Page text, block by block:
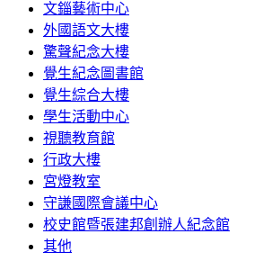
文錙藝術中心
外國語文大樓
驚聲紀念大樓
覺生紀念圖書館
覺生綜合大樓
學生活動中心
視聽教育館
行政大樓
宮燈教室
守謙國際會議中心
校史館暨張建邦創辦人紀念館
其他